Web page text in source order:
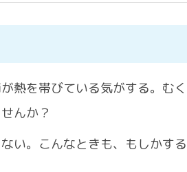
を帯びている気がする。む
んか？
。こんなときも、もしかす